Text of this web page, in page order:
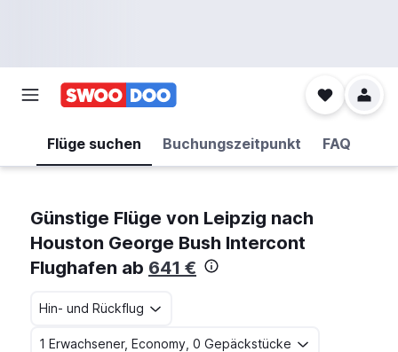
Flüge suchen Buchungszeitpunkt FAQ
Günstige Flüge von Leipzig nach
Houston George Bush Intercont
Flughafen ab 641 €
Hin- und Rückflug
1 Erwachsener, Economy, 0 Gepäckstücke